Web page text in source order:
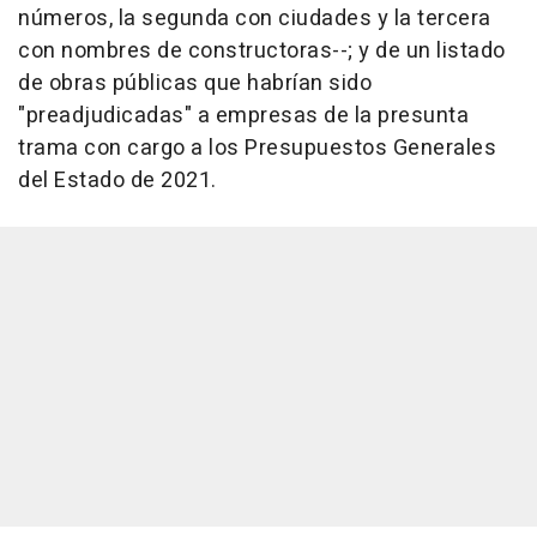
números, la segunda con ciudades y la tercera
con nombres de constructoras--; y de un listado
de obras públicas que habrían sido
"preadjudicadas" a empresas de la presunta
trama con cargo a los Presupuestos Generales
del Estado de 2021.